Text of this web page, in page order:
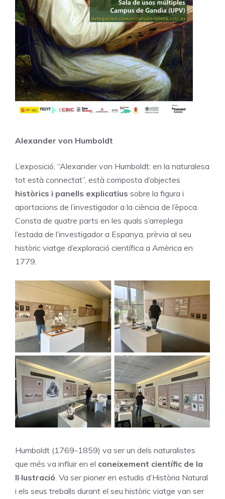
Alexander von Humboldt
L’exposició, “Alexander von Humboldt: en la naturalesa
tot està connectat”, està composta d’objectes
històrics i panells explicatius sobre la figura i
aportacions de l’investigador a la ciència de l’època.
Consta de quatre parts en les quals s’arreplega
l’estada de l’investigador a Espanya, prèvia al seu
històric viatge d’exploració científica a Amèrica en
1779.
Humboldt (1769-1859) va ser un dels naturalistes
que més va influir en el coneixement científic de la
Il·lustració. Va ser pioner en estudis d’Història Natural
i els seus treballs durant el seu històric viatge van ser